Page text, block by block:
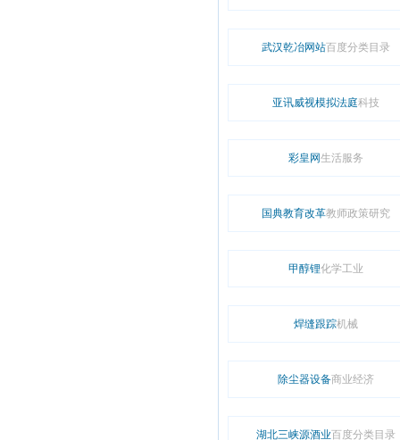
武汉乾冶网站百度分类目录
亚讯威视模拟法庭科技
彩皇网生活服务
国典教育改革教师政策研究
甲醇锂化学工业
焊缝跟踪机械
除尘器设备商业经济
湖北三峡源酒业百度分类目录